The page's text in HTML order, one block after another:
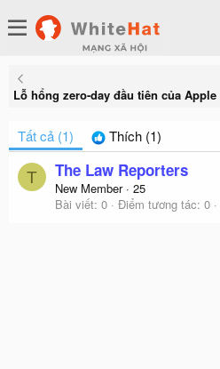
Tất cả (1) Thích (1)
T The Law Reporters
New Member · 25
Bài viết 0 Điểm tương tác 0